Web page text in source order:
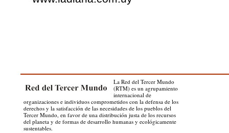
La Red del Tercer Mundo
(RTM) es un agrupamiento
internacional de
organizaciones e individuos comprometidos con la defensa de los
derechos y la satisfacción de las necesidades de los pueblos del
Tercer Mundo, en favor de una distribución justa de los recursos
del planeta y de formas de desarrollo humanas y ecológicamente
sustentables.